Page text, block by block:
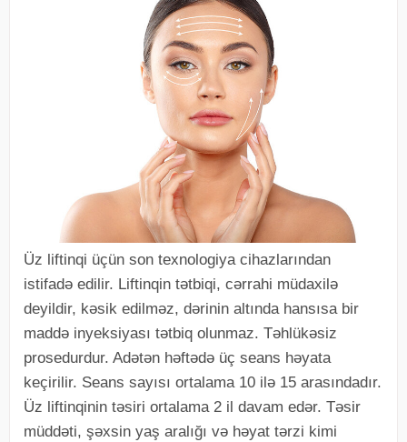
Üz liftinqi üçün son texnologiya cihazlarından
istifadə edilir. Liftinqin tətbiqi, cərrahi müdaxilə
deyildir, kəsik edilməz, dərinin altında hansısa bir
maddə inyeksiyası tətbiq olunmaz. Təhlükəsiz
prosedurdur. Adətən həftədə üç seans həyata
keçirilir. Seans sayısı ortalama 10 ilə 15 arasındadır.
Üz liftinqinin təsiri ortalama 2 il davam edər. Təsir
müddəti, şəxsin yaş aralığı və həyat tərzi kimi